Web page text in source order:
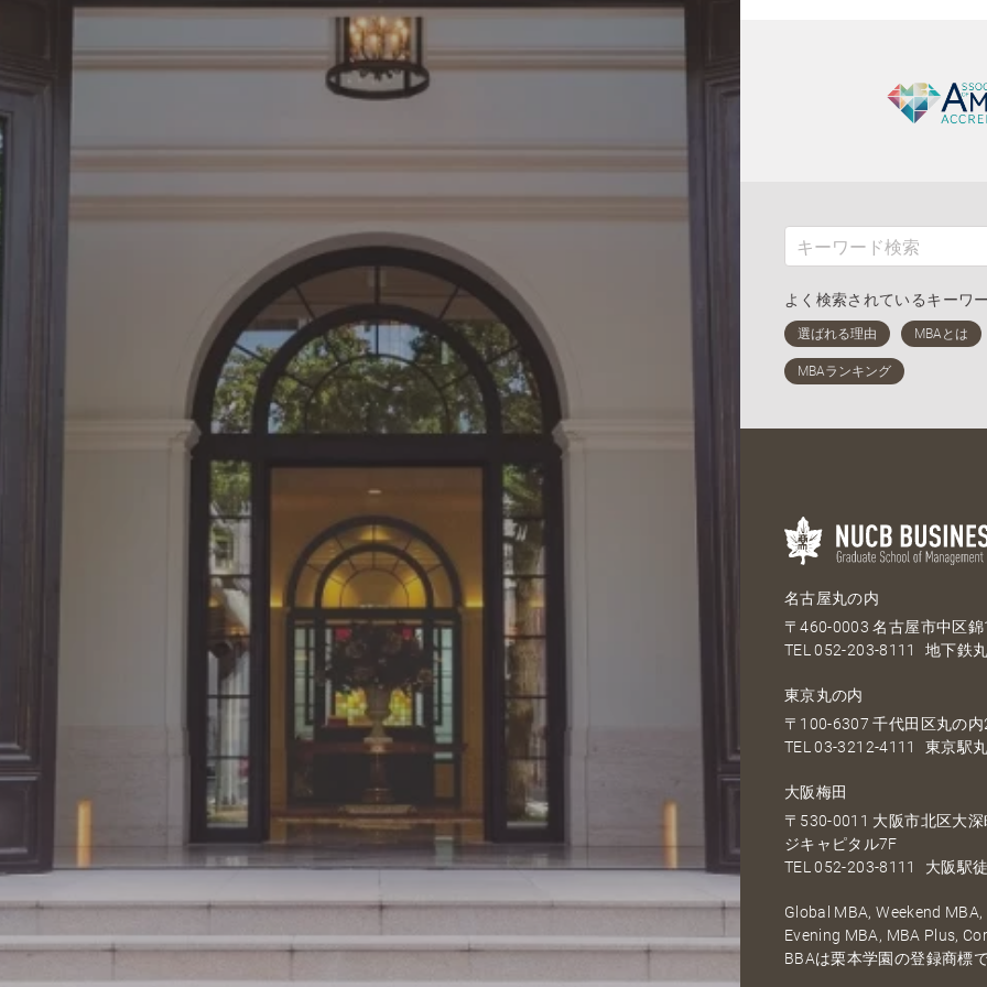
よく検索されているキーワ
名古屋丸の内
〒460-0003 名古屋市中区
TEL052-203-8111 地下鉄
東京丸の内
〒100-6307 千代田区丸の
TEL03-3212-4111 東京駅
大阪梅田
〒530-0011 大阪市北区大
ジキャピタル7F
TEL052-203-8111 大阪駅
Global MBA, Weekend
Evening MBA, MBA Plus,
BBAは栗本学園の登録商標